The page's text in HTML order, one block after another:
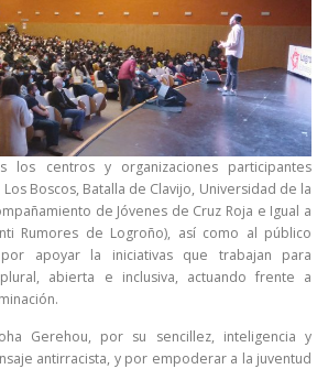
los centros y organizaciones participantes
Boscos, Batalla de Clavijo, Universidad de la
de Jóvenes de Cruz Roja e Igual a
Rumores de Logroño), así como al público
por apoyar la iniciativas que trabajan para
abierta e inclusiva, actuando frente a
Gerehou, por su sencillez, inteligencia y
antirracista, y por empoderar a la juventud